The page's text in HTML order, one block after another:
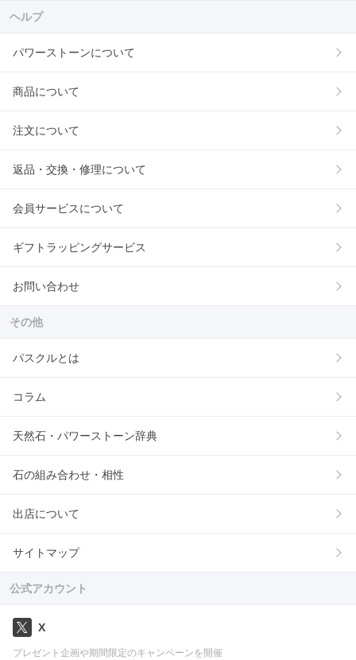
ヘルプ
パワーストーンについて
商品について
注文について
返品・交換・修理について
会員サービスについて
ギフトラッピングサービス
お問い合わせ
その他
パスクルとは
コラム
天然石・パワーストーン辞典
石の組み合わせ・相性
出店について
サイトマップ
公式アカウント
X
プレゼント企画や期間限定のキャンペーンを開催